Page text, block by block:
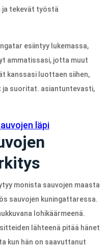
tekevät työstä
esiintyy lukemassa,
ammatissasi, jotta muut
kanssasi luottaen siihen,
suoritat. asiantuntevasti,
läpi
monista sauvojen maasta
sauvojen kuningattaressa.
lohikäärmeenä.
lähteenä pitää hänet
kun hän on saavuttanut